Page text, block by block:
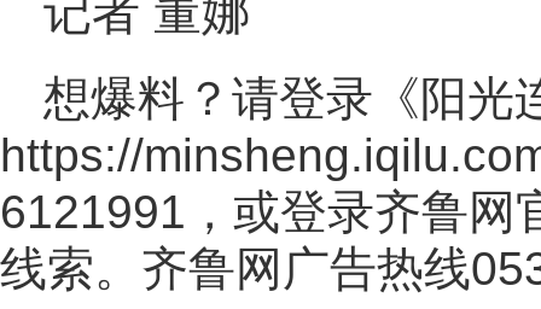
记者 董娜
想爆料？请登录《阳光
https://
6121991，或登录齐鲁网
线索。齐鲁网广告热线